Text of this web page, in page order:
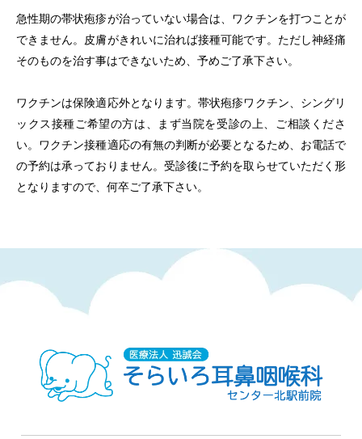
急性期の帯状疱疹が治っていない場合は、ワクチンを打つことが
できません。皮膚がきれいに治れば接種可能です。ただし神経痛
そのものを治す事はできないため、予めご了承下さい。
ワクチンは保険適応外となります。帯状疱疹ワクチン、シングリ
ックス接種ご希望の方は、まず当院を受診の上、ご相談くださ
い。ワクチン接種適応の有無の判断が必要となるため、お電話で
の予約は承っておりません。受診後に予約を取らせていただく形
となりますので、何卒ご了承下さい。